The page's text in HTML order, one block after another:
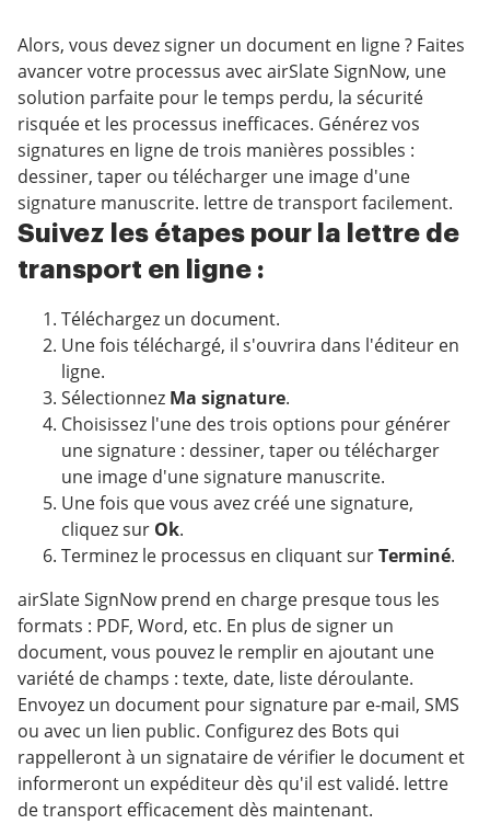
Alors, vous devez signer un document en ligne ? Faites
avancer votre processus avec airSlate SignNow, une
solution parfaite pour le temps perdu, la sécurité
risquée et les processus inefficaces. Générez vos
signatures en ligne de trois manières possibles :
dessiner, taper ou télécharger une image d'une
signature manuscrite. lettre de transport facilement.
Suivez les étapes pour la lettre de
transport en ligne :
Téléchargez un document.
Une fois téléchargé, il s'ouvrira dans l'éditeur en
ligne.
Sélectionnez Ma signature.
Choisissez l'une des trois options pour générer
une signature : dessiner, taper ou télécharger
une image d'une signature manuscrite.
Une fois que vous avez créé une signature,
cliquez sur Ok.
Terminez le processus en cliquant surTerminé.
airSlate SignNow prend en charge presque tous les
formats : PDF, Word, etc. En plus de signer un
document, vous pouvez le remplir en ajoutant une
variété de champs : texte, date, liste déroulante.
Envoyez un document pour signature par e-mail, SMS
ou avec un lien public. Configurez des Bots qui
rappelleront à un signataire de vérifier le document et
informeront un expéditeur dès qu'il est validé. lettre
de transport efficacement dès maintenant.